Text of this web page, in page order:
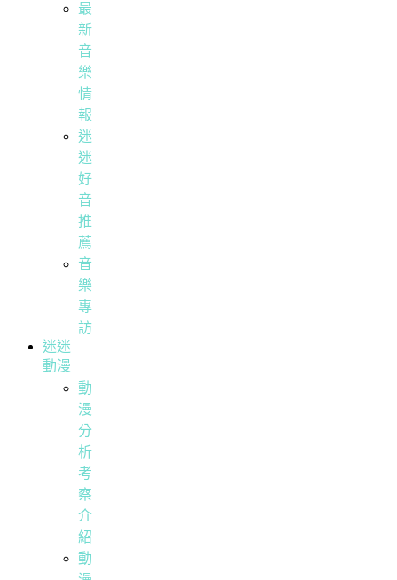
最
新
音
樂
情
報
迷
迷
好
音
推
薦
音
樂
專
訪
迷迷
動漫
動
漫
分
析
考
察
介
紹
動